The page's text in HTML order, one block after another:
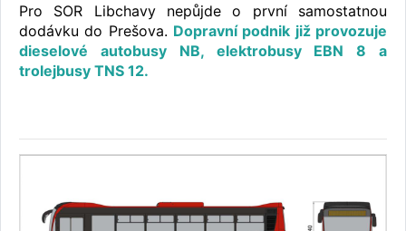
Pro SOR Libchavy nepůjde o první samostatnou
dodávku do Prešova. Dopravní podnik již provozuje
dieselové autobusy NB, elektrobusy EBN 8 a
trolejbusy TNS 12.